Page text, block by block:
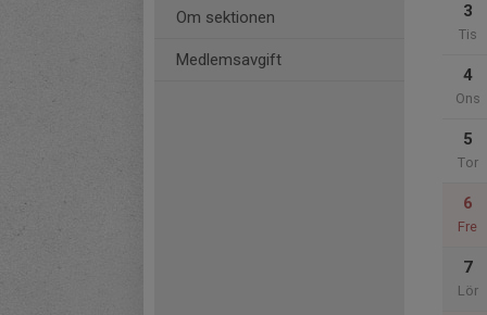
Om sektionen
Medlemsavgift
3
Tis
4
Ons
5
Tor
6
Fre
7
Lör